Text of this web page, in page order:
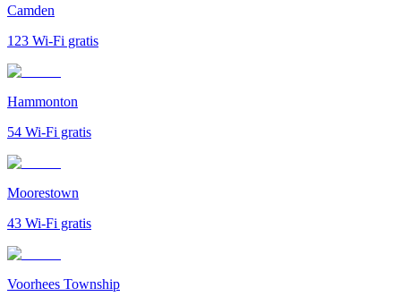
Camden
123 Wi-Fi gratis
Hammonton
54 Wi-Fi gratis
Moorestown
43 Wi-Fi gratis
Voorhees Township